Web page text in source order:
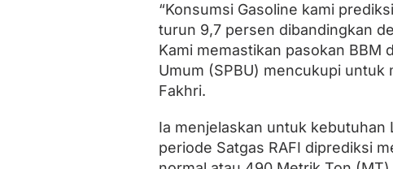
“Konsumsi Gasoline kami
turun 9,7 persen dibandingkan
Kami memastikan pasokan BBM
Umum (SPBU) mencukupi untuk
Fakhri.
Ia menjelaskan untuk kebutuhan
periode Satgas RAFI diprediksi